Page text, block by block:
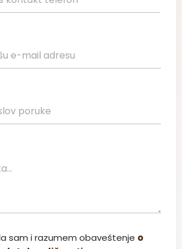
sam i razumem obaveštenje o